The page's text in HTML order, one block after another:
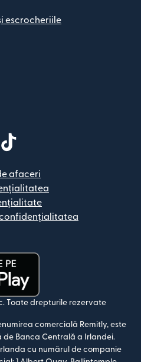
escrocheriile
nouă)
o fereastră nouă)
într-o fereastră nouă)
într-o fereastră nouă)
deschide într-o fereastră
afaceri
nouă)
Toate drepturile rezervate
comercială Remitly, este
Banca Centrală a Irlandei.
cu numărul de companie